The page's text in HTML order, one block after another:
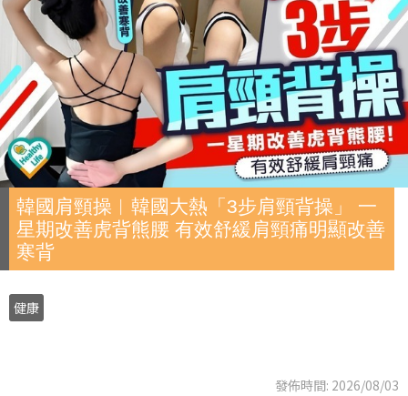
韓國肩頸操︱韓國大熱「3步肩頸背操」 一
星期改善虎背熊腰 有效舒緩肩頸痛明顯改善
寒背
健康
發佈時間: 2026/08/03